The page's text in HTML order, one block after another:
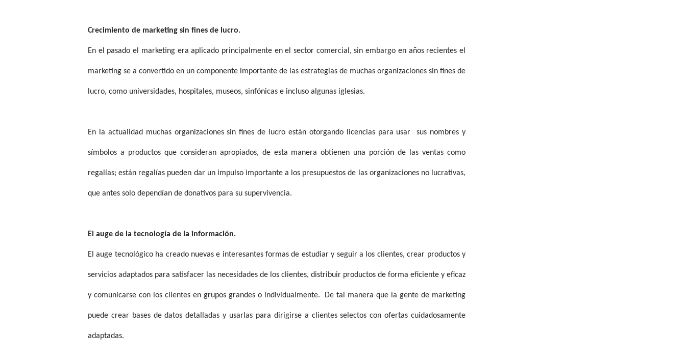
Crecimiento de marketing sin fines de lucro.
En el pasado el marketing era aplicado principalmente en el sector comercial, sin embargo en años recientes el
marketing se a convertido en un componente importante de las estrategias de muchas organizaciones sin fines de
lucro, como universidades, hospitales, museos, sinfónicas e incluso algunas iglesias.
En la actualidad muchas organizaciones sin fines de lucro están otorgando licencias para usar sus nombres y
símbolos a productos que consideran apropiados, de esta manera obtienen una porción de las ventas como
regalías; están regalías pueden dar un impulso importante a los presupuestos de las organizaciones no lucrativas,
que antes solo dependían de donativos para su supervivencia.
El auge de la tecnología de la información.
El auge tecnológico ha creado nuevas e interesantes formas de estudiar y seguir a los clientes, crear productos y
servicios adaptados para satisfacer las necesidades de los clientes, distribuir productos de forma eficiente y eficaz
y comunicarse con los clientes en grupos grandes o individualmente. De tal manera que la gente de marketing
puede crear bases de datos detalladas y usarlas para dirigirse a clientes selectos con ofertas cuidadosamente
adaptadas.